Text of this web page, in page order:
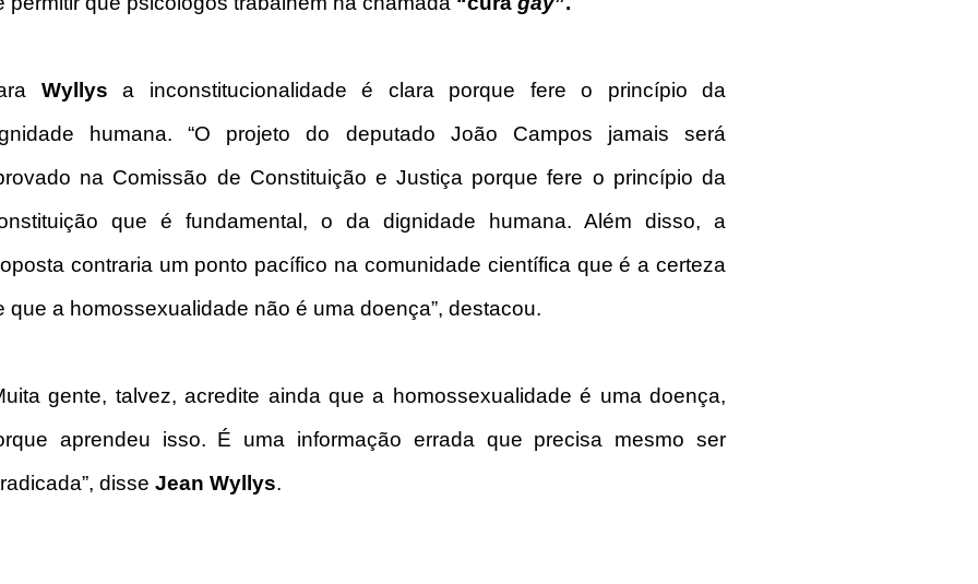
Wyllys a inconstitucionalidade é clara porque fere o princípio da
humana. “O projeto do deputado João Campos jamais será
na Comissão de Constituição e Justiça porque fere o princípio da
que é fundamental, o da dignidade humana. Além disso, a
contraria um ponto pacífico na comunidade científica que é a certeza
que a homossexualidade não é uma doença”, destacou.
gente, talvez, acredite ainda que a homossexualidade é uma doença,
aprendeu isso. É uma informação errada que precisa mesmo ser
disse Jean Wyllys.